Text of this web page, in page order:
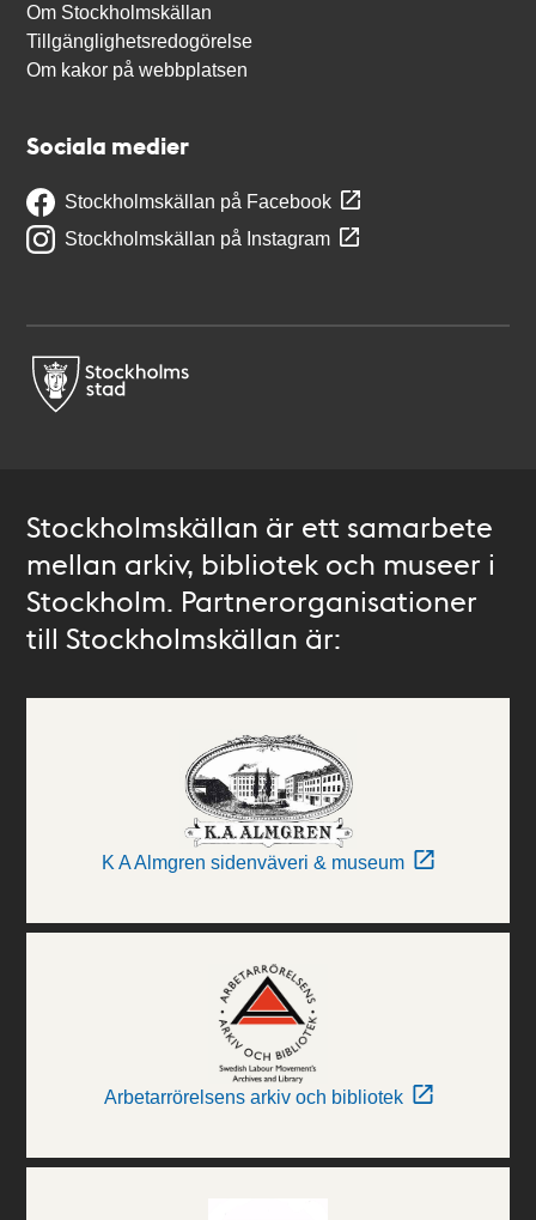
Om Stockholmskällan
Tillgänglighetsredogörelse
Om kakor på webbplatsen
Sociala medier
Stockholmskällan på Facebook
Stockholmskällan på Instagram
Stockholmskällan är ett samarbete
mellan arkiv, bibliotek och museer i
Stockholm. Partnerorganisationer
till Stockholmskällan är:
K A Almgren sidenväveri & museum
Arbetarrörelsens arkiv och bibliotek